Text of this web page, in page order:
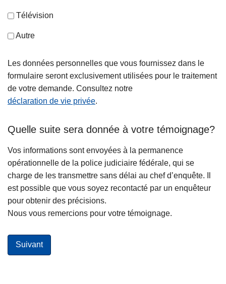
Télévision
Autre
Les données personnelles que vous fournissez dans le
formulaire seront exclusivement utilisées pour le traitement
de votre demande. Consultez notre
déclaration de vie privée.
Quelle suite sera donnée à votre témoignage?
Vos informations sont envoyées à la permanence
opérationnelle de la police judiciaire fédérale, qui se
charge de les transmettre sans délai au chef d’enquête. Il
est possible que vous soyez recontacté par un enquêteur
pour obtenir des précisions.
Nous vous remercions pour votre témoignage.